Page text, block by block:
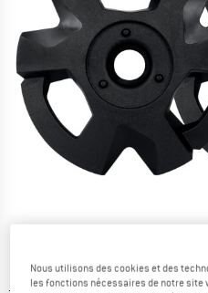
Nous utilisons des cookies et des
les fonctions nécessaires de notre site